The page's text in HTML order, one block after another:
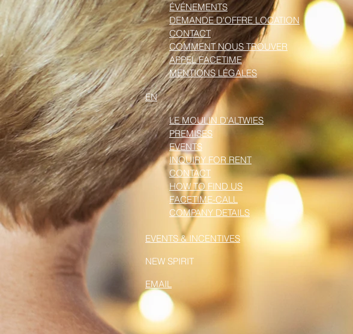
ÉVÉNEMENTS
DEMANDE D'OFFRE LOCATION
CONTACT
COMMENT NOUS TROUVER
APPEL FACETIME
MENTIONS LÉGALES
EN
LE MOULIN D'ALTWIES
PREMISES
EVENTS
INQUIRY FOR RENT
CONTACT
HOW TO FIND US
FACETIME-CALL
COMPANY DETAILS
EVENTS & INCENTIVES
NEW SPIRIT
EMAIL